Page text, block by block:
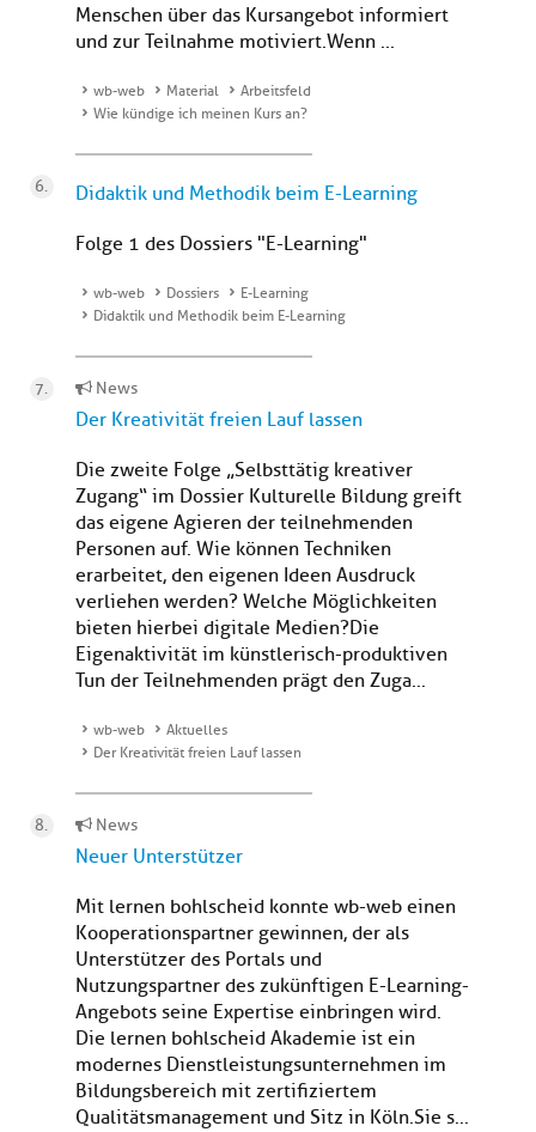
Menschen über das Kursangebot informiert
und zur Teilnahme motiviert.Wenn ...
wb-web Material
Arbeitsfeld
Wie kündige ich meinen Kurs an?
Didaktik und Methodik beim E-Learning
Folge 1 des Dossiers "E-Learning"
wb-web Dossiers
E-Learning
Didaktik und Methodik beim E-Learning
News
Der Kreativität freien Lauf lassen
Die zweite Folge „Selbsttätig kreativer
Zugang“ im Dossier Kulturelle Bildung greift
das eigene Agieren der teilnehmenden
Personen auf. Wie können Techniken
erarbeitet, den eigenen Ideen Ausdruck
verliehen werden? Welche Möglichkeiten
bieten hierbei digitale Medien?Die
Eigenaktivität im künstlerisch-produktiven
Tun der Teilnehmenden prägt den Zuga...
wb-web
Aktuelles
Der Kreativität freien Lauf lassen
News
Neuer Unterstützer
Mit lernen bohlscheid konnte wb-web einen
Kooperationspartner gewinnen, der als
Unterstützer des Portals und
Nutzungspartner des zukünftigen E-Learning-
Angebots seine Expertise einbringen wird.
Die lernen bohlscheid Akademie ist ein
modernes Dienstleistungsunternehmen im
Bildungsbereich mit zertifiziertem
Qualitätsmanagement und Sitz in Köln.Sie s...